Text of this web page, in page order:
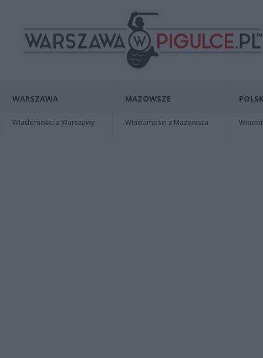
WARSZAWA
Wiadomości z Warszawy
MAZOWSZE
Wiadomości z Mazowsza